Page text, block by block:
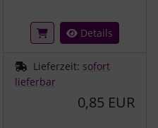
Details
Lieferzeit: sofort
lieferbar
0,85 EUR